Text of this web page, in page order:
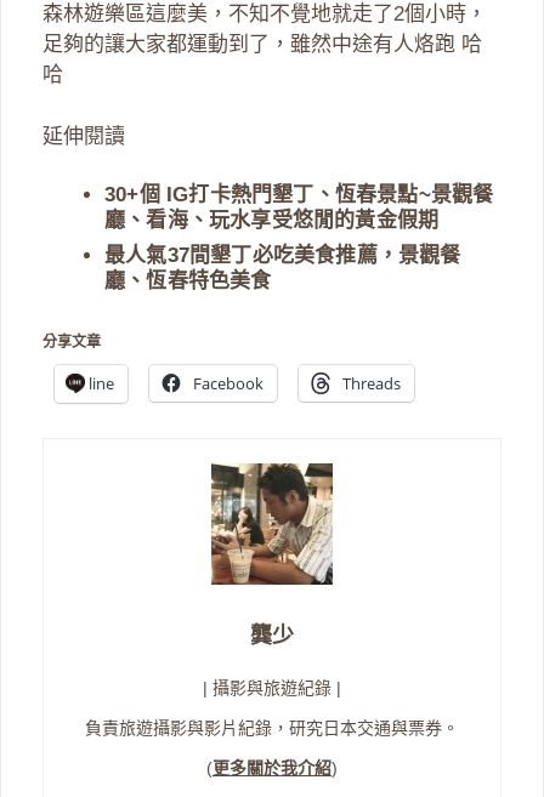
森林遊樂區這麼美，不知不覺地就走了2個小時，
足夠的讓大家都運動到了，雖然中途有人烙跑 哈
哈
延伸閱讀
30+個 IG打卡熱門墾丁、恆春景點~景觀餐
廳、看海、玩水享受悠閒的黃金假期
最人氣37間墾丁必吃美食推薦，景觀餐
廳、恆春特色美食
分享文章
line Facebook Threads
龔少
| 攝影與旅遊紀錄 |
負責旅遊攝影與影片紀錄，研究日本交通與票券。
(更多關於我介紹)